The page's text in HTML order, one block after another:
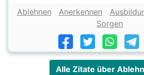
Ablehnen Anerkennen
Sorgen
Alle Zitate über